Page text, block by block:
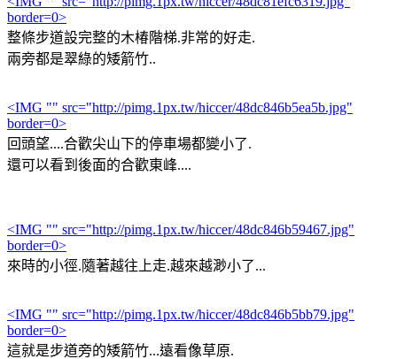
border=0>
整條步道設完整的木椿階梯.非常的好走.
兩旁都是翠綠的矮箭竹..
<IMG "" src="http://pimg.1px.tw/hiccer/48dc846b5ea5b.jpg"
border=0>
回頭望....合歡尖山下的停車場都變小了.
還可以看到後面的合歡東峰....
<IMG "" src="http://pimg.1px.tw/hiccer/48dc846b59467.jpg"
border=0>
來時的小徑.隨著越往上走.越來越渺小了...
<IMG "" src="http://pimg.1px.tw/hiccer/48dc846b5bb79.jpg"
border=0>
這就是步道旁的矮箭竹...遠看像草原.